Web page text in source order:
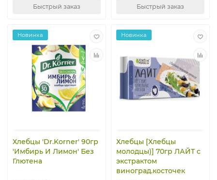
Быстрый заказ Быстрый заказ
Новинка
Хлебцы 'Dr.Korner' 90гр
'Имбирь И Лимон' Без
Глютена
Новинка
Хлебцы [Хлебцы
молодцы)] 70гр ЛАЙТ с
экстрактом
виноград.косточек